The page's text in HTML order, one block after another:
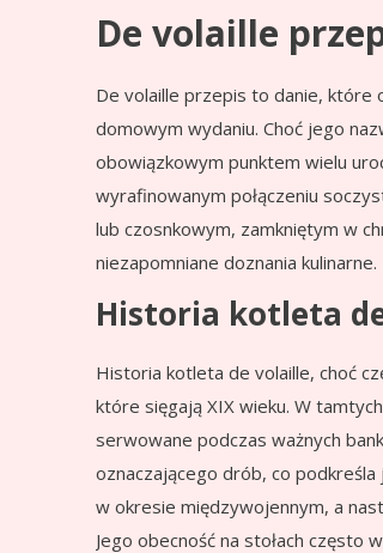
De volaille
De volaille przepis to danie, które
domowym wydaniu. Choć jego
obowiązkowym punktem wielu
wyrafinowanym połączeniu
lub czosnkowym, zamkniętym w
niezapomniane doznania kulinarne.
Historia kotleta
Historia kotleta de volaille, choć
które sięgają XIX wieku. W
serwowane podczas ważnych
oznaczającego drób, co
w okresie międzywojennym, a
Jego obecność na stołach często